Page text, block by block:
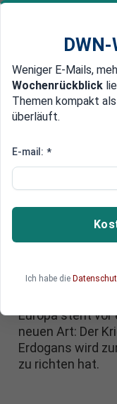
Newsticker
Edelmetalle
Die Türkei als neuer
Merkel
Der
geopfert
Europa steht vor
neuen Art: Der
Erdogans wird
zu richten hat.
Weniger E-Mails,
Wochenrückblick
Themen kompakt
überläuft.
E-mail: *
Ich habe die